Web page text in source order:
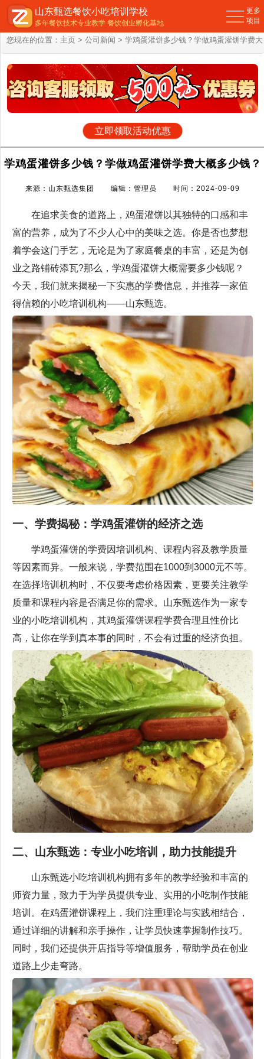
您现在的位置： 主页 > 公司新闻 > 学鸡蛋灌饼多少钱？学做鸡蛋灌饼学费大
概多少钱？
立即领取活动优惠
学鸡蛋灌饼多少钱？学做鸡蛋灌饼学费大概多少钱？
来源：山东甄选集团 编辑：管理员 时间：2024-09-09
在追求美食的道路上，鸡蛋灌饼以其独特的口感和丰
富的营养，成为了不少人心中的美味之选。你是否也梦想
着学会这门手艺，无论是为了家庭餐桌的丰富，还是为创
业之路铺砖添瓦?那么，学鸡蛋灌饼大概需要多少钱呢？
今天，我们就来揭秘一下实惠的学费信息，并推荐一家值
得信赖的小吃培训机构——山东甄选。
一、学费揭秘：学鸡蛋灌饼的经济之选
学鸡蛋灌饼的学费因培训机构、课程内容及教学质量
等因素而异。一般来说，学费范围在1000到3000元不等。
在选择培训机构时，不仅要考虑价格因素，更要关注教学
质量和课程内容是否满足你的需求。山东甄选作为一家专
业的小吃培训机构，其鸡蛋灌饼课程学费合理且性价比
高，让你在学到真本事的同时，不会有过重的经济负担。
二、山东甄选：专业小吃培训，助力技能提升
山东甄选小吃培训机构拥有多年的教学经验和丰富的
师资力量，致力于为学员提供专业、实用的小吃制作技能
培训。在鸡蛋灌饼课程上，我们注重理论与实践相结合，
通过详细的讲解和亲手操作，让学员快速掌握制作技巧。
同时，我们还提供开店指导等增值服务，帮助学员在创业
道路上少走弯路。
山东甄选餐饮小吃培训学校
多年餐饮技术专业教学 餐饮创业孵化基地
更多
项目